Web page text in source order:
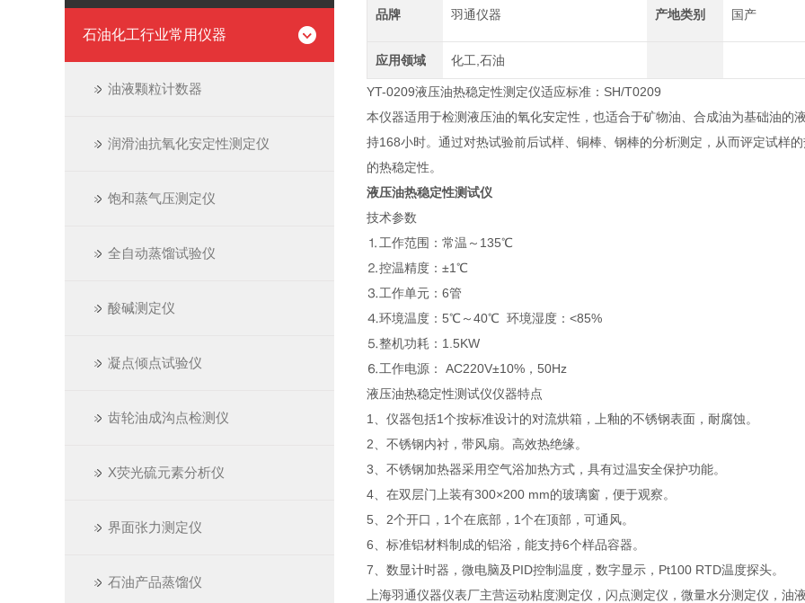
石油化工行业常用仪器
油液颗粒计数器
润滑油抗氧化安定性测定仪
饱和蒸气压测定仪
全自动蒸馏试验仪
酸碱测定仪
凝点倾点试验仪
齿轮油成沟点检测仪
X荧光硫元素分析仪
界面张力测定仪
石油产品蒸馏仪
品牌 羽通仪器 产地类别 国产
应用领域 化工,石油
YT-0209液压油热稳定性测定仪适应标准：SH/T0209
本仪器适用于检测液压油的氧化安定性，也适合于矿物油、合成油为基础油的
持168小时。通过对热试验前后试样、铜棒、钢棒的分析测定，从而评定试样
的热稳定性。
液压油热稳定性测试仪
技术参数
⒈工作范围：常温～135℃
⒉控温精度：±1℃
⒊工作单元：6管
⒋环境温度：5℃～40℃ 环境湿度：<85%
⒌整机功耗：1.5KW
⒍工作电源： AC220V±10%，50Hz
液压油热稳定性测试仪仪器特点
1、仪器包括1个按标准设计的对流烘箱，上釉的不锈钢表面，耐腐蚀。
2、不锈钢内衬，带风扇。高效热绝缘。
3、不锈钢加热器采用空气浴加热方式，具有过温安全保护功能。
4、在双层门上装有300×200 mm的玻璃窗，便于观察。
5、2个开口，1个在底部，1个在顶部，可通风。
6、标准铝材料制成的铝浴，能支持6个样品容器。
7、数显计时器，微电脑及PID控制温度，数字显示，Pt100 RTD温度探头。
上海羽通仪器仪表厂主营运动粘度测定仪，闪点测定仪，微量水分测定仪，